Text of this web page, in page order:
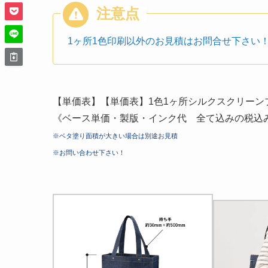
1ヶ所1色印刷以外のお見積はお問合せ下さい
【単価表】【単価表】1色1ヶ所シルクスクリーン
《ベース単価・製版・インク代 全て込みの税込
※ベタ塗り面積が大きい場合は別途お見積
※お問い合わせ下さい！